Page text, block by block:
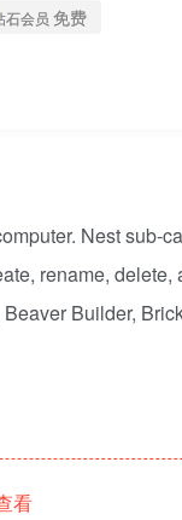
石会员 免费
Nest sub-
rename, delete,
Builder,
看